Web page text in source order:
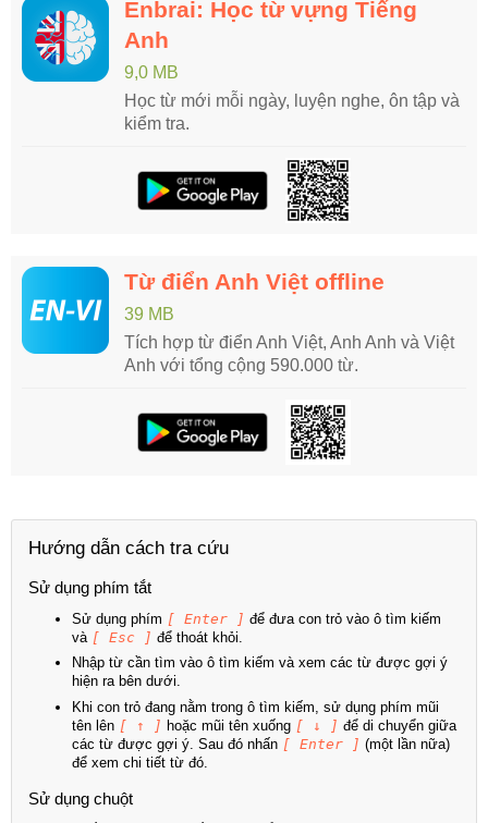
Enbrai: Học từ vựng Tiếng
Anh
9,0 MB
Học từ mới mỗi ngày, luyện nghe, ôn tập và
kiểm tra.
Từ điển Anh Việt offline
39 MB
Tích hợp từ điển Anh Việt, Anh Anh và Việt
Anh với tổng cộng 590.000 từ.
Hướng dẫn cách tra cứu
Sử dụng phím tắt
Sử dụng phím [ Enter ] để đưa con trỏ vào ô tìm kiếm
và [ Esc ] để thoát khỏi.
Nhập từ cần tìm vào ô tìm kiếm và xem các từ được gợi ý
hiện ra bên dưới.
Khi con trỏ đang nằm trong ô tìm kiếm, sử dụng phím mũi
tên lên [ ↑ ] hoặc mũi tên xuống [ ↓ ] để di chuyển giữa
các từ được gợi ý. Sau đó nhấn [ Enter ] (một lần nữa)
để xem chi tiết từ đó.
Sử dụng chuột